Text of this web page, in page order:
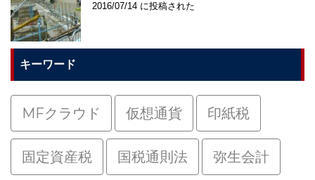
2016/07/14 に投稿された
キーワード
MFクラウド 仮想通貨 印紙税
固定資産税 国税通則法 弥生会計